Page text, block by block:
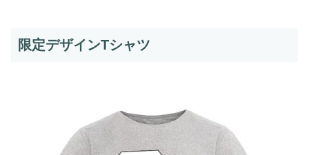
限定デザインTシャツ